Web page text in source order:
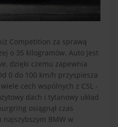
Competition za sprawą
o 35 kilogramów. Auto jest
dzięki czemu zapewnia
0 do 100 km/h przyspiesza
cech wspólnych z CSL -
dach i tytanowy układ
osiągnął czas
najszybszym BMW w